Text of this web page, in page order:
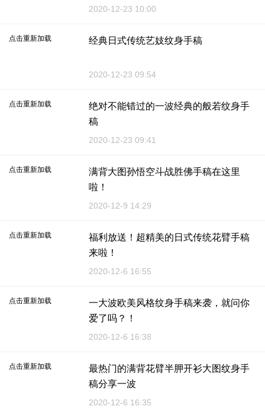
2020-12-23 10:00
点击重新加载 经典日式传统艺妓纹身手稿
2020-12-23 09:54
点击重新加载
绝对不能错过的一波经典的般若纹身手
稿
2020-12-23 09:41
点击重新加载
满背大图孙悟空斗战胜佛手稿在这里
啦！
2020-12-9 14:29
点击重新加载
福利放送！超精美的日式传统花臂手稿
来啦！
2020-12-6 16:55
点击重新加载
一大波欧美风格纹身手稿来袭，就问你
爱了吗？！
2020-12-6 16:38
点击重新加载
最热门的满背花臂半胛开衫大图纹身手
稿分享一波
2020-12-6 16:35